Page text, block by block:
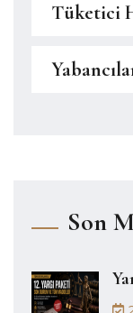
Tüketici
Son